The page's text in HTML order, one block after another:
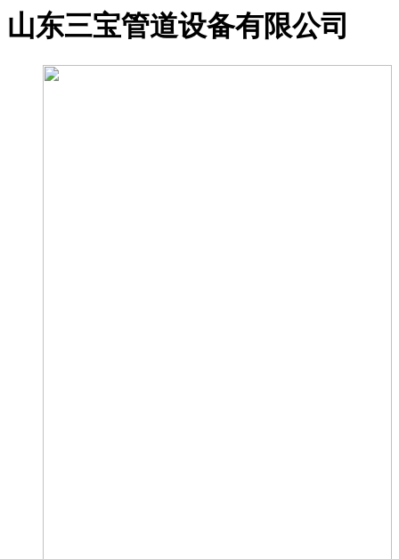
山东三宝管道设备有限公司